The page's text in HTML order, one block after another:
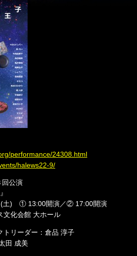
performance/24308.html
halews22-9/
回公演
(土) ① 13:00開演／② 17:00開演
文化会館 大ホール
トリーダー：倉品 淳子
田 成美